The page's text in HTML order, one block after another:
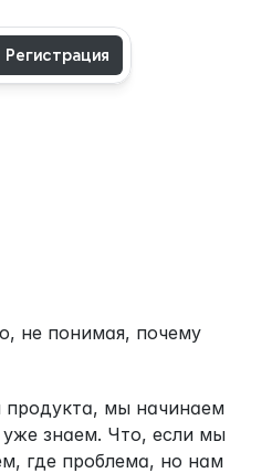
не понимая, почему
продукта, мы начинаем
знаем. Что, если мы
где проблема, но нам
Регистрация